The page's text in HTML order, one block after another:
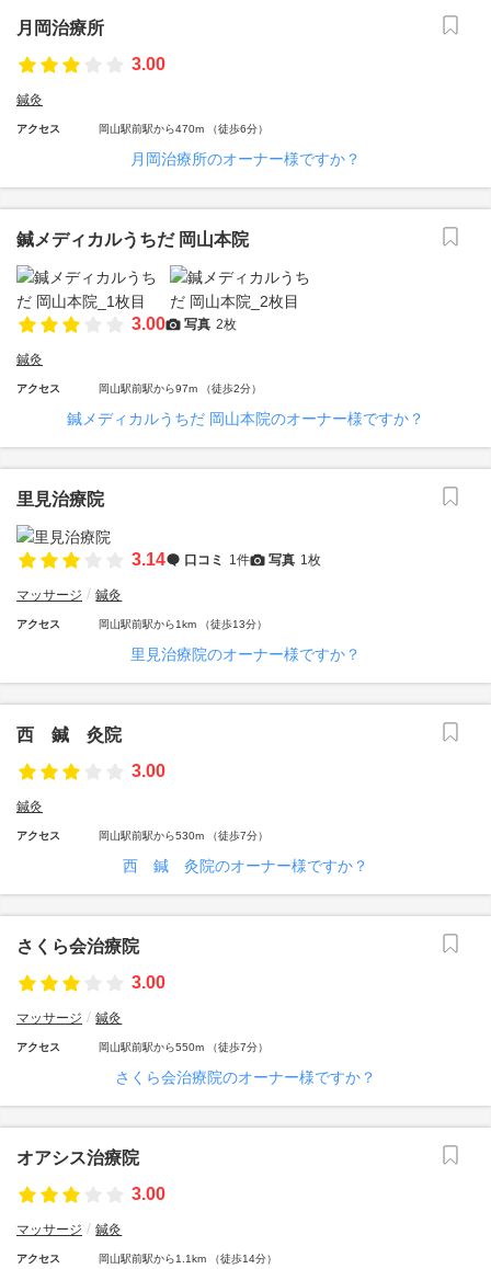
月岡治療所
3.00
鍼灸
アクセス 岡山駅前駅から470m （徒歩6分）
月岡治療所のオーナー様ですか？
鍼メディカルうちだ 岡山本院
3.00 写真 2枚
鍼灸
アクセス 岡山駅前駅から97m （徒歩2分）
鍼メディカルうちだ 岡山本院のオーナー様ですか？
里見治療院
3.14 口コミ 1件 写真 1枚
マッサージ 鍼灸
アクセス 岡山駅前駅から1km （徒歩13分）
里見治療院のオーナー様ですか？
西 鍼 灸院
3.00
鍼灸
アクセス 岡山駅前駅から530m （徒歩7分）
西 鍼 灸院のオーナー様ですか？
さくら会治療院
3.00
マッサージ 鍼灸
アクセス 岡山駅前駅から550m （徒歩7分）
さくら会治療院のオーナー様ですか？
オアシス治療院
3.00
マッサージ 鍼灸
アクセス 岡山駅前駅から1.1km （徒歩14分）